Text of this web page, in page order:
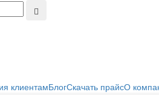
клиентамБлогСкачать прайсО